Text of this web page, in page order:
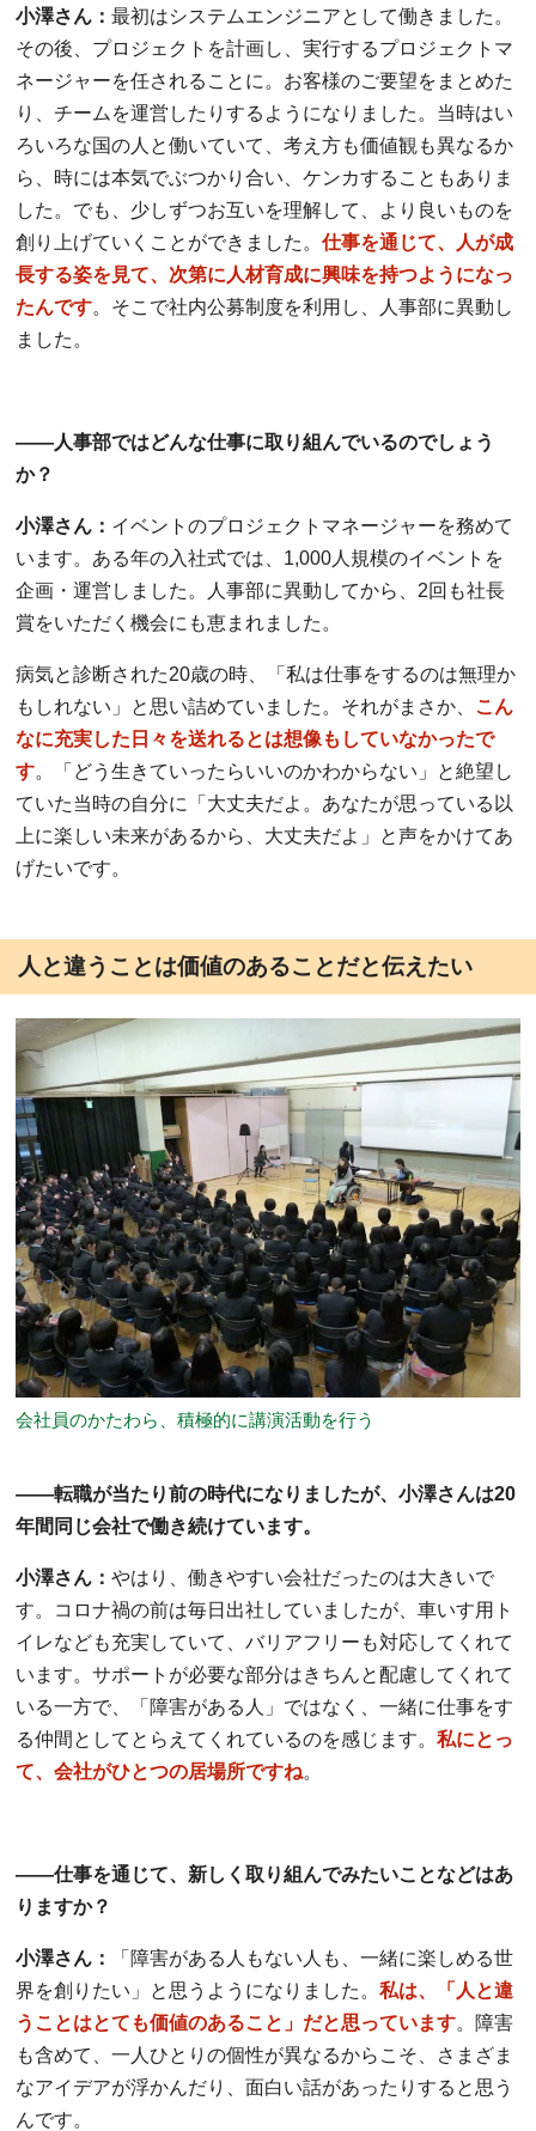
小澤さん： 最初はシステムエンジニアとして働きました。
その後、プロジェクトを計画し、実行するプロジェクトマ
ネージャーを任されることに。お客様のご要望をまとめた
り、チームを運営したりするようになりました。当時はい
ろいろな国の人と働いていて、考え方も価値観も異なるか
ら、時には本気でぶつかり合い、ケンカすることもありま
した。でも、少しずつお互いを理解して、より良いものを
創り上げていくことができました。 仕事を通じて、人が成
長する姿を見て、次第に人材育成に興味を持つようになっ
たんです。そこで社内公募制度を利用し、人事部に異動し
ました。
――人事部ではどんな仕事に取り組んでいるのでしょう
か？
小澤さん： イベントのプロジェクトマネージャーを務めて
います。ある年の入社式では、1,000人規模のイベントを
企画・運営しました。人事部に異動してから、2回も社長
賞をいただく機会にも恵まれました。
病気と診断された20歳の時、「私は仕事をするのは無理か
もしれない」と思い詰めていました。それがまさか、
こん
なに充実した日々を送れるとは想像もしていなかったで
す。「どう生きていったらいいのかわからない」と絶望し
ていた当時の自分に「大丈夫だよ。あなたが思っている以
上に楽しい未来があるから、大丈夫だよ」と声をかけてあ
げたいです。
人と違うことは価値のあることだと伝えたい
会社員のかたわら、積極的に講演活動を行う
――転職が当たり前の時代になりましたが、小澤さんは20
年間同じ会社で働き続けています。
小澤さん： やはり、働きやすい会社だったのは大きいで
す。コロナ禍の前は毎日出社していましたが、車いす用ト
イレなども充実していて、バリアフリーも対応してくれて
います。サポートが必要な部分はきちんと配慮してくれて
いる一方で、「障害がある人」ではなく、一緒に仕事をす
る仲間としてとらえてくれているのを感じます。 私にとっ
て、会社がひとつの居場所ですね。
――仕事を通じて、新しく取り組んでみたいことなどはあ
りますか？
小澤さん：
「障害がある人もない人も、一緒に楽しめる世
界を創りたい」と思うようになりました。 私は、「人と違
うことはとても価値のあること」だと思っています。障害
も含めて、一人ひとりの個性が異なるからこそ、さまざま
なアイデアが浮かんだり、面白い話があったりすると思う
んです。